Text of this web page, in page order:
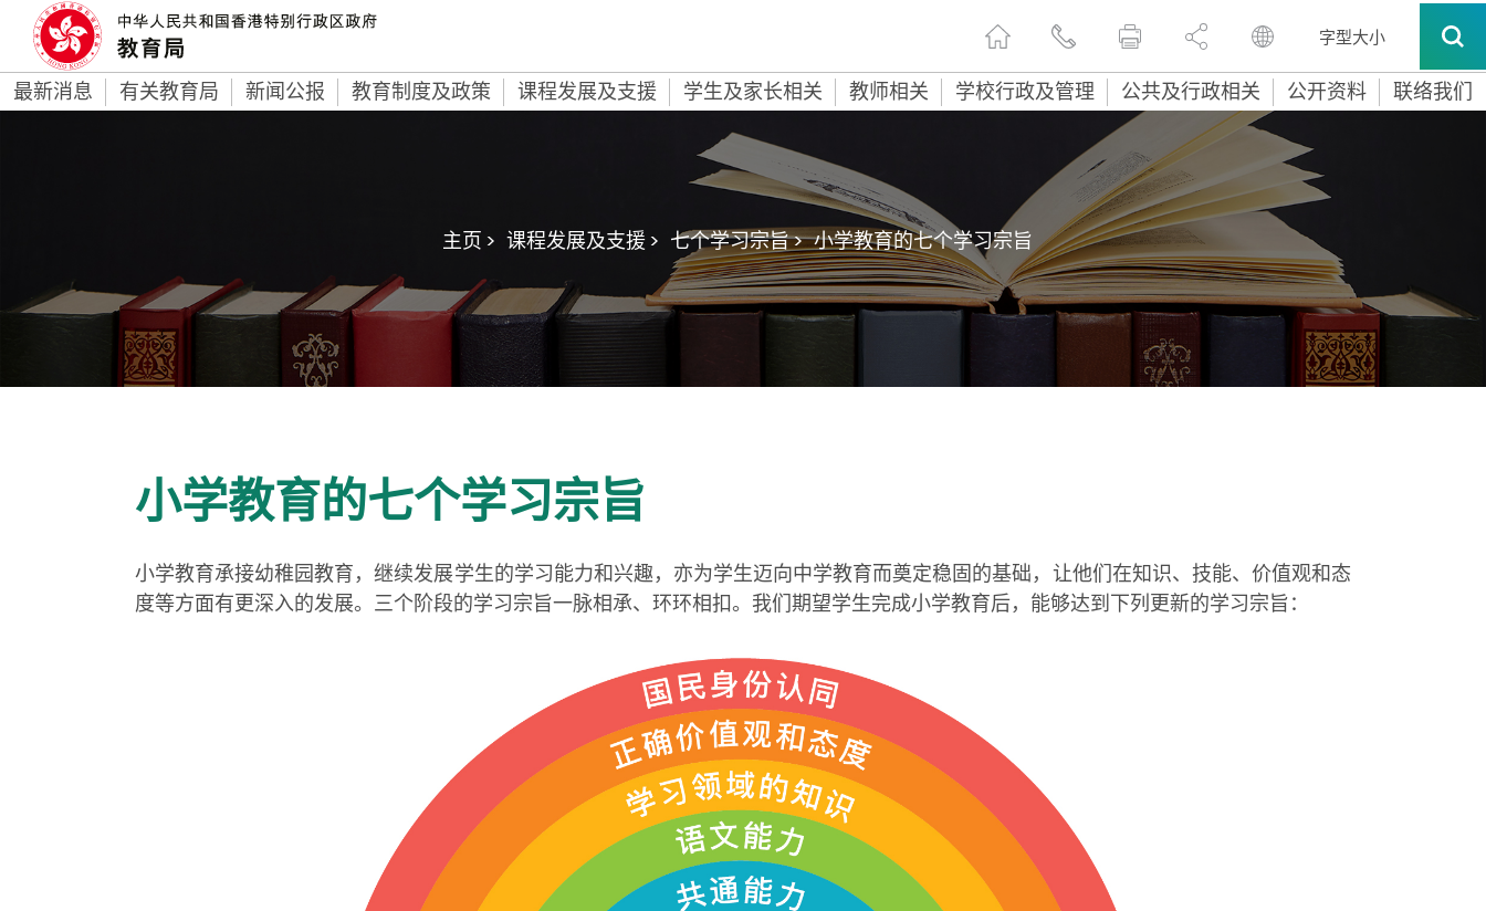
字型大小
最新消息 有关教育局 新闻公报 教育制度及政策 课程发展及支援 学生及家长相关 教师相关 学校行政及管理 公共及行政相关 公开资料 联络我们
主页 > 课程发展及支援 > 七个学习宗旨 > 小学教育的七个学习宗旨
小学教育的七个学习宗旨
小学教育承接幼稚园教育，继续发展学生的学习能力和兴趣，亦为学生迈向中学教育而奠定稳固的基础，让他们在知识、技能、价值观和态
度等方面有更深入的发展。三个阶段的学习宗旨一脉相承、环环相扣。我们期望学生完成小学教育后，能够达到下列更新的学习宗旨：